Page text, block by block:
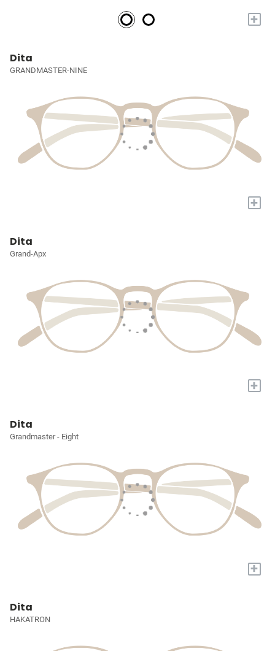
+
Dita
GRANDMASTER-NINE
+
Dita
Grand-Apx
+
Dita
Grandmaster - Eight
+
Dita
HAKATRON